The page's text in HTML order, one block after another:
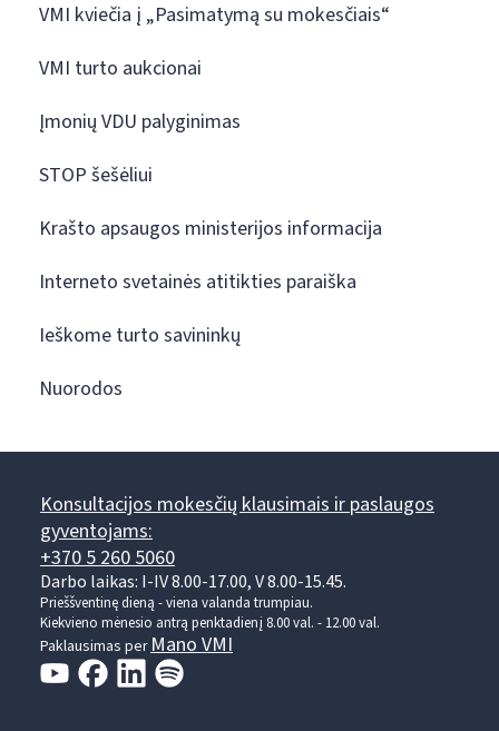
VMI kviečia į „Pasimatymą su mokesčiais“
VMI turto aukcionai
Įmonių VDU palyginimas
STOP šešėliui
Krašto apsaugos ministerijos informacija
Interneto svetainės atitikties paraiška
Ieškome turto savininkų
Nuorodos
Konsultacijos mokesčių klausimais ir paslaugos
gyventojams:
+370 5 260 5060
Darbo laikas: I-IV 8.00-17.00, V 8.00-15.45.
Prieššventinę dieną - viena valanda trumpiau.
Kiekvieno mėnesio antrą penktadienį 8.00 val. - 12.00 val.
Paklausimas perMano VMI